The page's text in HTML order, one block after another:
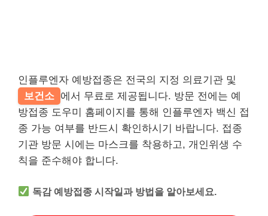
인플루엔자 예방접종은 전국의 지정 의료기관 및
보건소 에서 무료로 제공됩니다. 방문 전에는 예
방접종 도우미 홈페이지를 통해 인플루엔자 백신 접
종 가능 여부를 반드시 확인하시기 바랍니다. 접종
기관 방문 시에는 마스크를 착용하고, 개인위생 수
칙을 준수해야 합니다.
독감 예방접종 시작일과 방법을 알아보세요.